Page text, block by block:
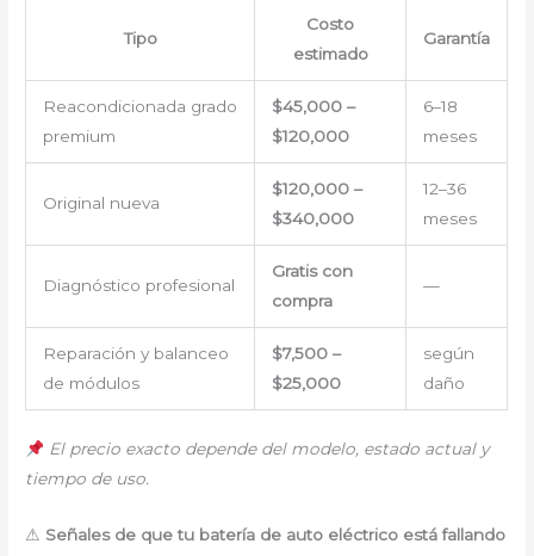
Tipo
Costo
estimado
Garantía
Reacondicionada grado
premium
$45,000 –
$120,000
6–18
meses
Original nueva
$120,000 –
$340,000
12–36
meses
Diagnóstico profesional
Gratis con
compra
—
Reparación y balanceo
de módulos
$7,500 –
$25,000
según
daño
El precio exacto depende del modelo, estado actual y
tiempo de uso.
⚠ Señales de que tu batería de auto eléctrico está fallando